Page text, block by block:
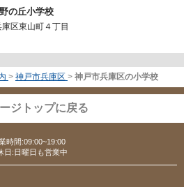
の丘小学校
区東山町４丁目
> 神戸市兵庫区 > 神戸市兵庫区の小学校
ジトップに戻る
時間:09:00~19:00
日:日曜日も営業中